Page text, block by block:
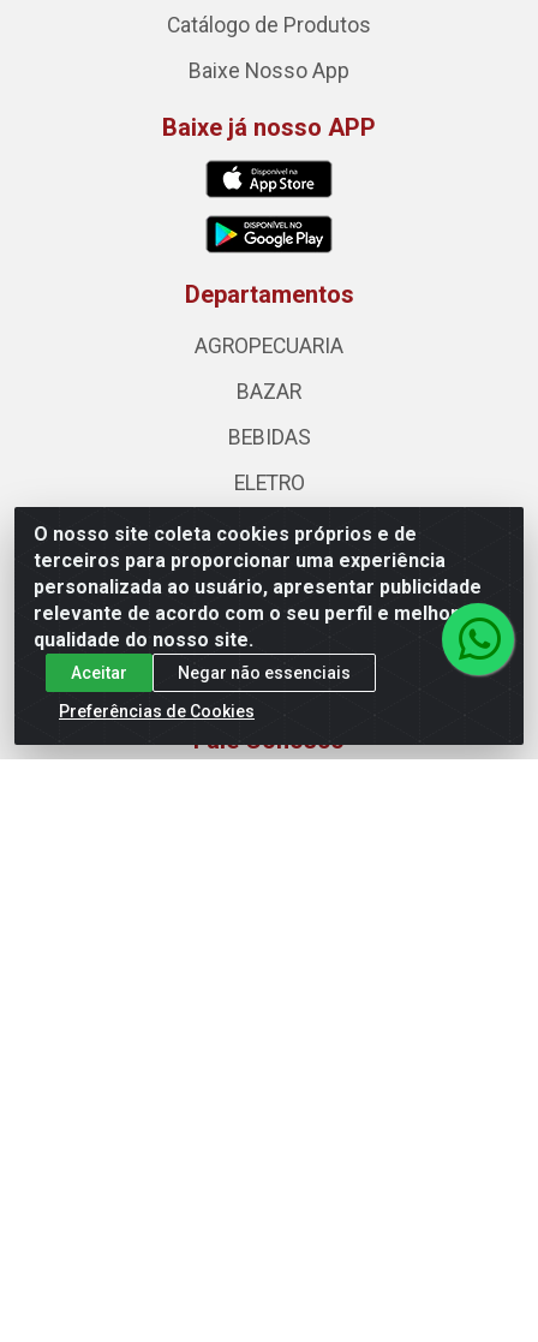
O nosso site coleta cookies próprios e de
terceiros para proporcionar uma experiência
personalizada ao usuário, apresentar publicidade
relevante de acordo com o seu perfil e melhorar a
qualidade do nosso site.
Aceitar
Negar não essenciais
Preferências de Cookies
Catálogo de Produtos
Baixe Nosso App
Baixe já nosso APP
Departamentos
AGROPECUARIA
BAZAR
BEBIDAS
ELETRO
HIGIENE E BELEZA
LIMPEZA
MATERIAIS CONSTRUCAO
MERCEARIA
Fale Conosco